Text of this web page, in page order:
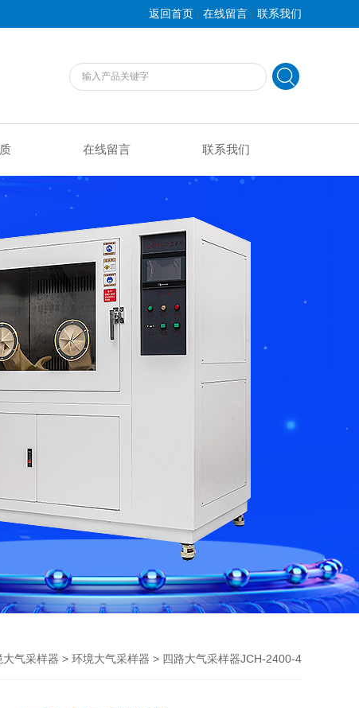
返回首页 | 在线留言 | 联系我们
在线留言 联系我们
大气采样器 > 环境大气采样器 > 四路大气采样器JCH-2400-4